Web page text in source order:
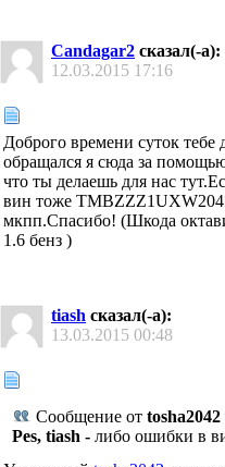
Candagar2 сказал(-а):
12.03.2015 17:16
Доброго времени суток
обращался я сюда за
что ты делаешь для нас
вин тоже
мкпп.Спасибо! (Шкода
1.6 бенз )
tiash сказал(-а):
13.03.2015 00:48
Сообщение от tosha2042
Pes, tiash - либо ошибки в